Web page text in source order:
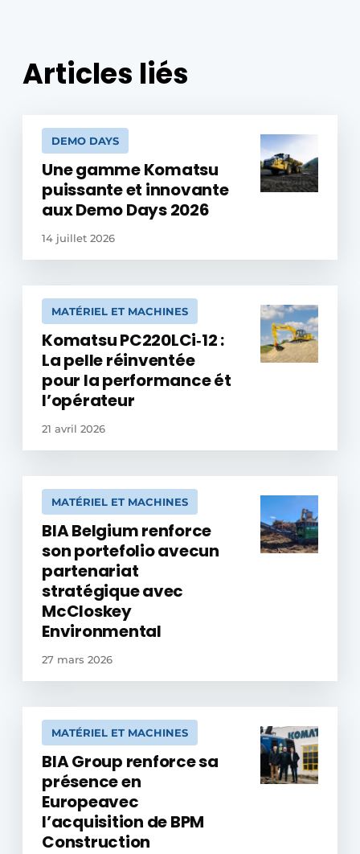
Articles liés
DEMO DAYS
Une gamme Komatsu
puissante et innovante
aux Demo Days 2026
14 juillet 2026
MATÉRIEL ET MACHINES
Komatsu PC220LCi‑12 :
La pelle réinventée
pour la performance ét
l’opérateur
21 avril 2026
MATÉRIEL ET MACHINES
BIA Belgium renforce
son portefolio avecun
partenariat
stratégique avec
McCloskey
Environmental
27 mars 2026
MATÉRIEL ET MACHINES
BIA Group renforce sa
présence en
Europeavec
l’acquisition de BPM
Construction